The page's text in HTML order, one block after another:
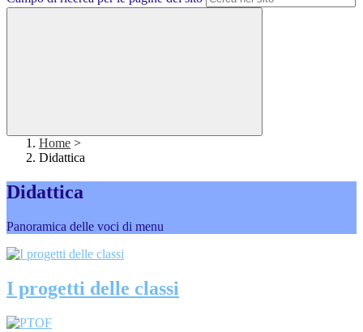
Home >
Didattica
Didattica
Panoramica delle voci di menu
I progetti delle classi